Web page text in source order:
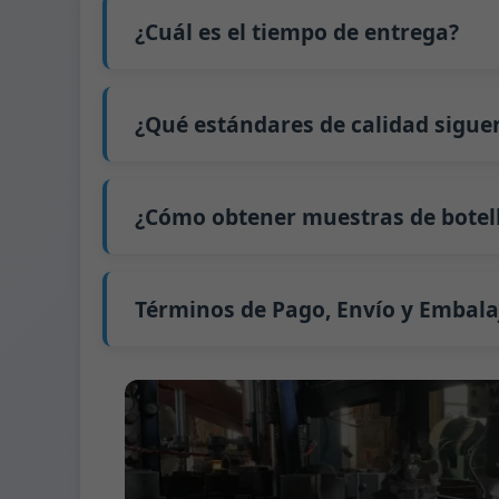
El precio será aún más bajo si cada tipo
interesado en esta botella,
contáctenos
precio exacto y prepararemos una
¿Cuál es el tiempo de entrega?
extiende a 45 días.
El envío desde China tarda
¿Qué estándares de calidad
GB4806.5一2016 <Estándar Nacional de
(CE) No. 1935/2004 Migración de metales
¿Cómo obtener muestras de
Normalmente enviamos muestras a
Términos de Pago, Envío y
Métodos de pago admitidos para los
Término de envío:
EXW, FOB, CFR, CIF
Términos de embalaje:
Palés + Divisores,